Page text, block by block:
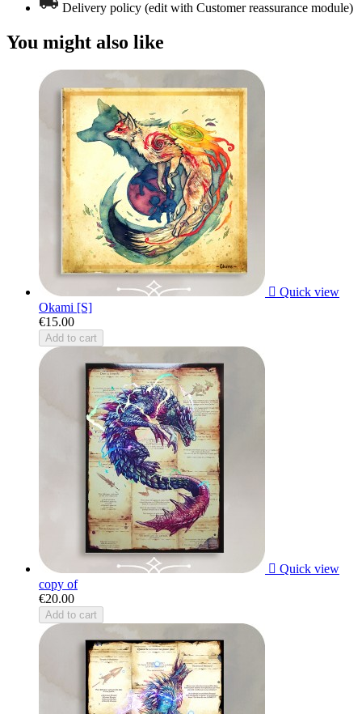
Delivery policy (edit with Customer reassurance module)
You might also like
 Quick view
Okami [S]
€15.00
Add to cart
 Quick view
copy of
€20.00
Add to cart